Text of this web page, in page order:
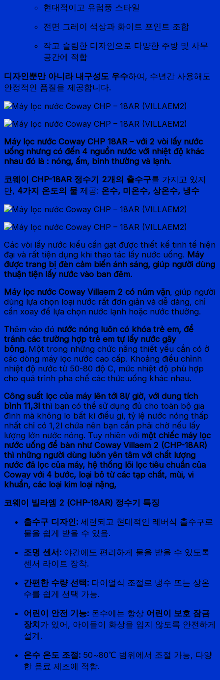
현대적이고 유럽풍 스타일
전면 그레이 색상과 화이트 포인트 조합
작고 슬림한 디자인으로 다양한 주방 및 사무
공간에 적합
디자인뿐만 아니라 내구성도 우수하여, 수년간 사용해도
안정적인 품질을 제공합니다.
Máy lọc nước Coway CHP 18AR – với 2 vòi lấy nước
uống nhưng có đến 4 nguồn nước với nhiệt độ khác
nhau đó là : nóng, ấm, bình thường và lạnh.
코웨이 CHP-18AR 정수기 2개의 출수구를 가지고 있지
만, 4가지 온도의 물 제공: 온수, 미온수, 상온수, 냉수
Các vòi lấy nước kiểu cần gạt được thiết kế tinh tế hiện
đại và rất tiện dụng khi thao tác lấy nước uống. Máy
được trang bị đèn cảm biến ánh sáng, giúp người dùng
thuận tiện lấy nước vào ban đêm.
Máy lọc nước Coway Villaem 2 có núm vặn, giúp người
dùng lựa chọn loại nước rất đơn giản và dễ dàng, chỉ
cần xoay để lựa chọn nước lạnh hoặc nước thường.
Thêm vào đó nước nóng luôn có khóa trẻ em, để
tránh các trường hợp trẻ em tự lấy nước gây
bỏng. Một trong những chức năng thiết yếu cần có ở
các dòng máy lọc nước cao cấp. Khoảng điều chỉnh
nhiệt độ nước từ 50-80 độ C, mức nhiệt độ phù hợp
cho quá trình pha chế các thức uống khác nhau.
Công suất lọc của máy lên tới 8l/ giờ, với dung tích
bình 11,3l thì bạn có thể sử dụng đủ cho toàn bộ gia
đình mà không lo bất kì điều gì, tỷ lệ nước nóng thấp
nhất chỉ có 1,2l chứa nên bạn cần phải chờ nếu lấy
lượng lớn nước nóng. Tuy nhiên với một chiếc máy lọc
nước uống để bàn như Coway Villaem 2 (CHP-18AR)
thì những người dùng luôn yên tâm với chất lượng
nước đã lọc của máy, hệ thống lõi lọc tiêu chuẩn của
Coway với 4 bước, loại bỏ từ các tạp chất, mùi, vi
khuẩn, các loại kim loại nặng,
코웨이 빌라엠 2 (CHP-18AR) 정수기 특징
출수구 디자인: 세련되고 현대적인 레버식 출수구로
물을 쉽게 받을 수 있음.
조명 센서: 야간에도 편리하게 물을 받을 수 있도록
센서 라이트 장착.
간편한 수량 선택: 다이얼식 조절로 냉수 또는 상온
수를 쉽게 선택 가능.
어린이 안전 기능: 온수에는 항상 어린이 보호 잠금
장치 가 있어, 아이들이 화상을 입지 않도록 안전하게
설계.
온수 온도 조절: 50~80℃ 범위에서 조절 가능, 다양
한 음료 제조에 적합.